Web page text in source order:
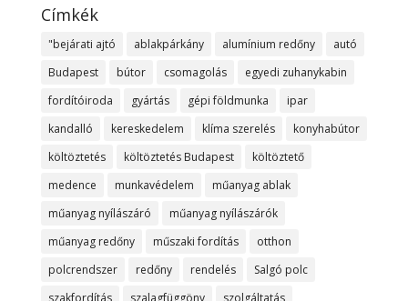
Címkék
"bejárati ajtó ablakpárkány alumínium redőny
autó
Budapest
bútor csomagolás
egyedi zuhanykabin
fordítóiroda
gyártás gépi földmunka
ipar
kandalló
kereskedelem klíma szerelés
konyhabútor
költöztetés
költöztetés Budapest
költöztető
medence
munkavédelem
műanyag ablak
műanyag nyílászáró
műanyag nyílászárók
műanyag redőny
műszaki fordítás
otthon
polcrendszer
redőny rendelés
Salgó polc
szakfordítás
szalagfüggöny szolgáltatás